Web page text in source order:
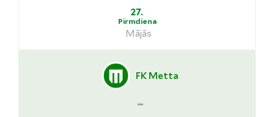
27.
Pirmdiena
Mājās
FK Metta
-